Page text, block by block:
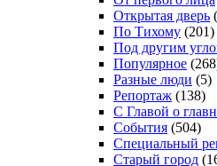
Открытая дверь
По Тихому (201)
Под другим
Популярное
Разные люди (5)
Репортаж (138)
С Главой о
События (504)
Специальный
Старый город